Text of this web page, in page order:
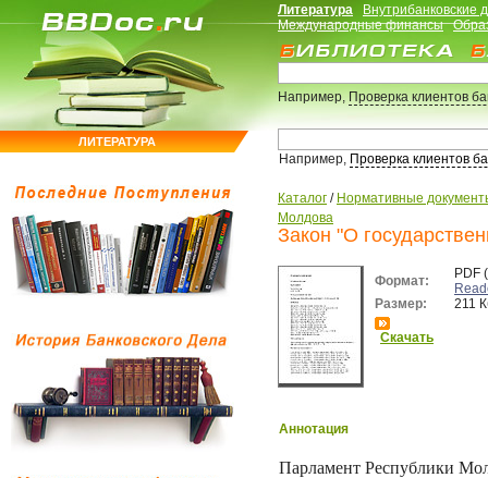
ЛИТЕРАТУРА
Литература
Внутрибанковские
Международные финансы
Например,Проверка клиентов
Например, Проверка клиентов
Каталог / Нормативные
Молдова
Закон "О
Формат:
PDF
Размер:
211
Скачать
Аннотация
Парламент Республики